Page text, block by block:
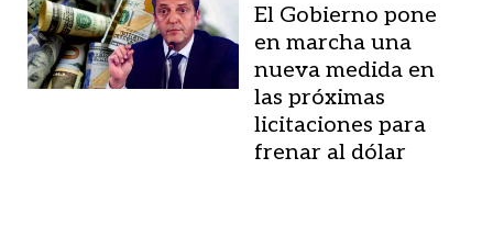
El Gobierno pone
en marcha una
nueva medida en
las próximas
licitaciones para
frenar al dólar